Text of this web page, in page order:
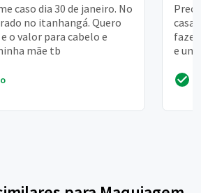
caso dia 30 de janeiro. No
no itanhangá. Quero
o valor para cabelo e
mãe tb
e